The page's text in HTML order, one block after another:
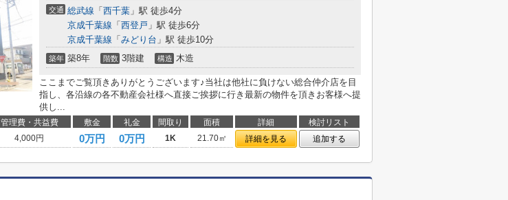
交通 総武線 「 西千葉 」駅 徒歩4分
京成千葉線 「 西登戸 」駅 徒歩6分
京成千葉線 「 みどり台 」駅 徒歩10分
築年 築8年 階数 3階建 構造 木造
ここまでご覧頂きありがとうございます♪当社は他社に負けない総合仲介店を目
指し、各沿線の各不動産会社様へ直接ご挨拶に行き最新の物件を頂きお客様へ提
供し...
管理費・共益費 敷金 礼金 間取り 面積 詳細
検討リスト
4,000円 0万円 0万円 1K 21.70㎡ 詳細を見る 追加する